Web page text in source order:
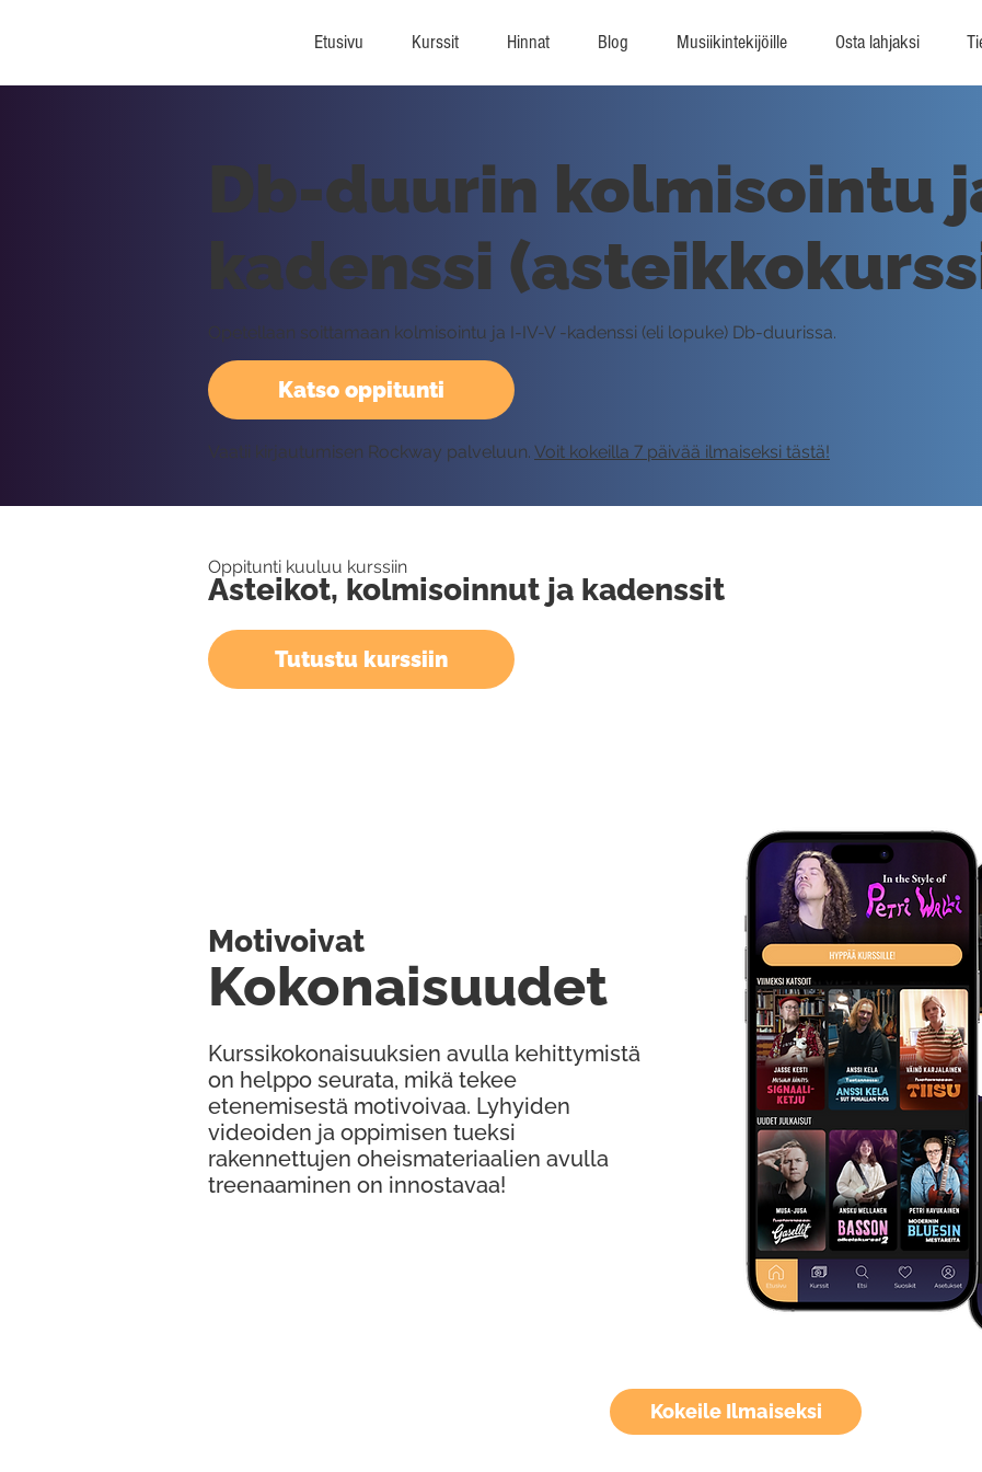
Etusivu Kurssit Hinnat Blog Musiikintekijöille Osta lahjaksi
Kokeile Ilmaiseksi
Katso oppitunti
Db-duurin kolmisointu
kadenssi
Opetellaan soittamaan kolmisointu ja I-IV-V -kadenssi (eli lopuke) Db-duurissa.
Vaatii kirjautumisen Rockway palveluun. Voit kokeilla 7 päivää ilmaiseksi tästä!
Oppitunti kuuluu kurssiin
Asteikot, kolmisoinnut ja kadenssit
Tutustu kurssiin
Kurssikokonaisuuksien avulla kehittymistä
on helppo seurata, mikä tekee
etenemisestä motivoivaa. Lyhyiden
videoiden ja oppimisen tueksi
rakennettujen oheismateriaalien avulla
treenaaminen on innostavaa!
Kokonaisuudet
Motivoivat